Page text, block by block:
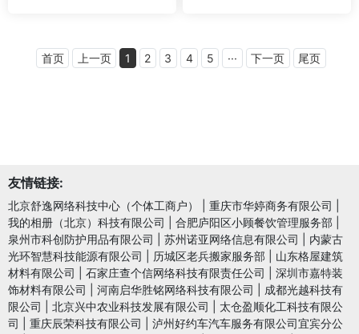
首页 上一页 1 2 3 4 5 ··· 下一页 尾页
友情链接:
北京舒逸网络科技中心（个体工商户） 重庆市华婷商务有限公司
我的相册（北京）科技有限公司
合肥庐阳区小顾餐饮管理服务部
泉州市科创防护用品有限公司
苏州诺亚网络信息有限公司
内蒙古
光环智慧科技能源有限公司
历城区老兵搬家服务部
山东格屋建筑
材料有限公司
石家庄查个信网络科技有限责任公司
深圳市嘉特装
饰材料有限公司
河南启华胜铭网络科技有限公司
成都光越科技有
限公司
北京兴中农业科技发展有限公司
太仓盈顺化工科技有限公
司
重庆辰荣科技有限公司
泸州好约车汽车服务有限公司宜宾分公